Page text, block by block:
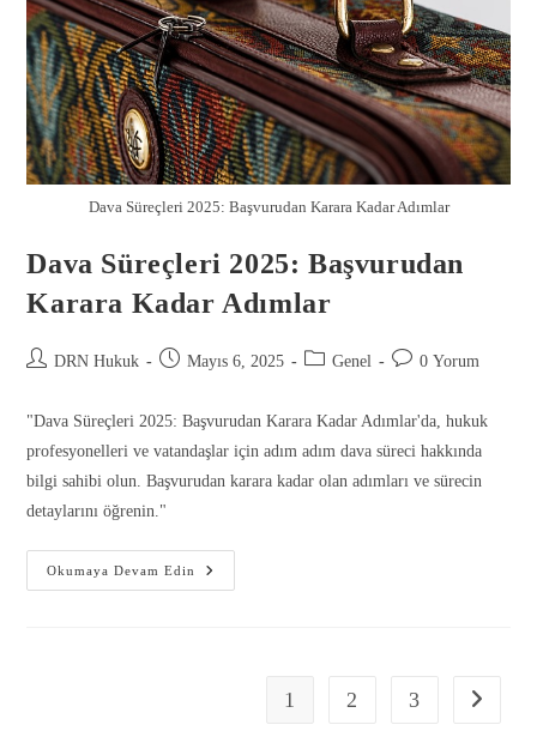
Dava Süreçleri 2025: Başvurudan Karara Kadar Adımlar
Dava Süreçleri 2025: Başvurudan
Karara Kadar Adımlar
DRN Hukuk Mayıs 6, 2025 Genel 0 Yorum
"Dava Süreçleri 2025: Başvurudan Karara Kadar Adımlar'da, hukuk
profesyonelleri ve vatandaşlar için adım adım dava süreci hakkında
bilgi sahibi olun. Başvurudan karara kadar olan adımları ve sürecin
detaylarını öğrenin."
Okumaya Devam Edin
1 2 3